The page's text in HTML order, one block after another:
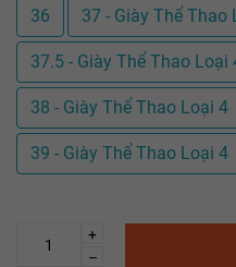
36 37 - Giày Thể Thao
37.5 - Giày Thể Thao Loại
38 - Giày Thể Thao Loại 4
39 - Giày Thể Thao Loại 4
+
–